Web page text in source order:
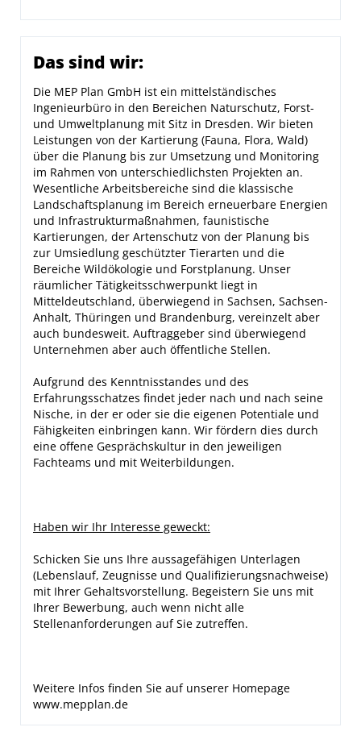
Das sind wir:
Die MEP Plan GmbH ist ein mittelständisches
Ingenieurbüro in den Bereichen Naturschutz, Forst-
und Umweltplanung mit Sitz in Dresden. Wir bieten
Leistungen von der Kartierung (Fauna, Flora, Wald)
über die Planung bis zur Umsetzung und Monitoring
im Rahmen von unterschiedlichsten Projekten an.
Wesentliche Arbeitsbereiche sind die klassische
Landschaftsplanung im Bereich erneuerbare Energien
und Infrastrukturmaßnahmen, faunistische
Kartierungen, der Artenschutz von der Planung bis
zur Umsiedlung geschützter Tierarten und die
Bereiche Wildökologie und Forstplanung. Unser
räumlicher Tätigkeitsschwerpunkt liegt in
Mitteldeutschland, überwiegend in Sachsen, Sachsen-
Anhalt, Thüringen und Brandenburg, vereinzelt aber
auch bundesweit. Auftraggeber sind überwiegend
Unternehmen aber auch öffentliche Stellen.
Aufgrund des Kenntnisstandes und des
Erfahrungsschatzes findet jeder nach und nach seine
Nische, in der er oder sie die eigenen Potentiale und
Fähigkeiten einbringen kann. Wir fördern dies durch
eine offene Gesprächskultur in den jeweiligen
Fachteams und mit Weiterbildungen.
Haben wir Ihr Interesse geweckt:
Schicken Sie uns Ihre aussagefähigen Unterlagen
(Lebenslauf, Zeugnisse und Qualifizierungsnachweise)
mit Ihrer Gehaltsvorstellung. Begeistern Sie uns mit
Ihrer Bewerbung, auch wenn nicht alle
Stellenanforderungen auf Sie zutreffen.
Weitere Infos finden Sie auf unserer Homepage
www.mepplan.de